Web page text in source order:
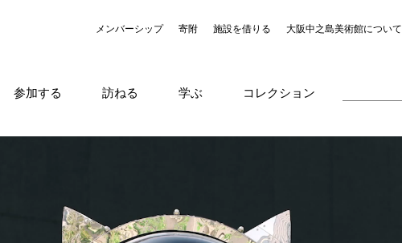
メンバーシップ 寄附 施設を借りる 大阪中之島美術館について
参加する 訪ねる 学ぶ コレクション